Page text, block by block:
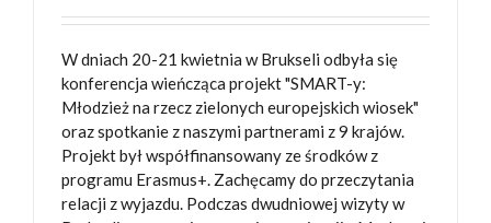
W dniach 20-21 kwietnia w Brukseli odbyła się
konferencja wieńcząca projekt "SMART-y:
Młodzież na rzecz zielonych europejskich wiosek"
oraz spotkanie z naszymi partnerami z 9 krajów.
Projekt był współfinansowany ze środków z
programu Erasmus+. Zachęcamy do przeczytania
relacji z wyjazdu. Podczas dwudniowej wizyty w